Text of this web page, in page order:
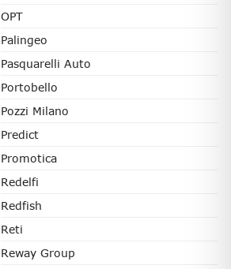
OPT
Palingeo
Pasquarelli Auto
Portobello
Pozzi Milano
Predict
Promotica
Redelfi
Redfish
Reti
Reway Group